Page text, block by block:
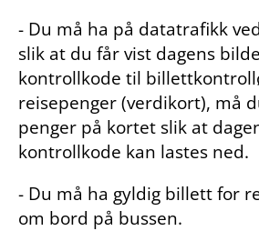
- Du må ha på datatrafikk
slik at du får vist dagens
kontrollkode til
reisepenger (verdikort), må
penger på kortet slik at
kontrollkode kan lastes ned.
- Du må ha gyldig billett for
om bord på bussen.